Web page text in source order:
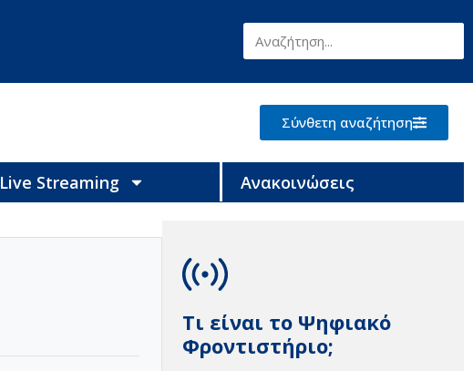
Σύνθετη αναζήτηση
Live Streaming Ανακοινώσεις
Τι είναι το Ψηφιακό
Φροντιστήριο;